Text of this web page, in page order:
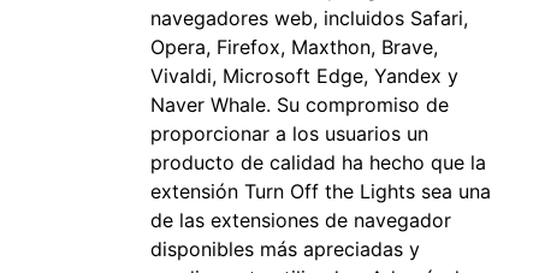
navegadores web, incluidos Safari,
Opera, Firefox, Maxthon, Brave,
Vivaldi, Microsoft Edge, Yandex y
Naver Whale. Su compromiso de
proporcionar a los usuarios un
producto de calidad ha hecho que la
extensión Turn Off the Lights sea una
de las extensiones de navegador
disponibles más apreciadas y